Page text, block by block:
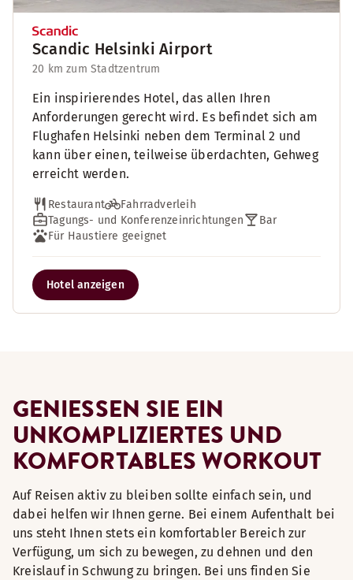
Scandic Helsinki Airport
20 km zum Stadtzentrum
Ein inspirierendes Hotel, das allen Ihren
Anforderungen gerecht wird. Es befindet sich am
Flughafen Helsinki neben dem Terminal 2 und
kann über einen, teilweise überdachten, Gehweg
erreicht werden.
Restaurant
Fahrradverleih
Tagungs- und Konferenzeinrichtungen
Bar
Für Haustiere geeignet
Hotel anzeigen
GENIESSEN SIE EIN U
NKOMPLIZIERTES UND K
OMFORTABLES WORKOUT
Auf Reisen aktiv zu bleiben sollte einfach sein, und
dabei helfen wir Ihnen gerne. Bei einem Aufenthalt bei
uns steht Ihnen stets ein komfortabler Bereich zur
Verfügung, um sich zu bewegen, zu dehnen und den
Kreislauf in Schwung zu bringen. Bei uns finden Sie